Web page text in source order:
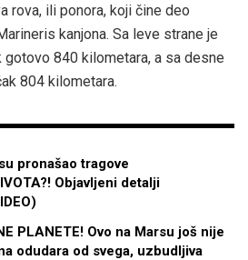
rova, ili ponora, koji čine deo
kanjona. Sa leve strane je
gotovo 840 kilometara, a sa desne
804 kilometara.
pronašao tragove
Objavljeni detalji
PLANETE! Ovo na Marsu još nije
odudara od svega, uzbudljiva